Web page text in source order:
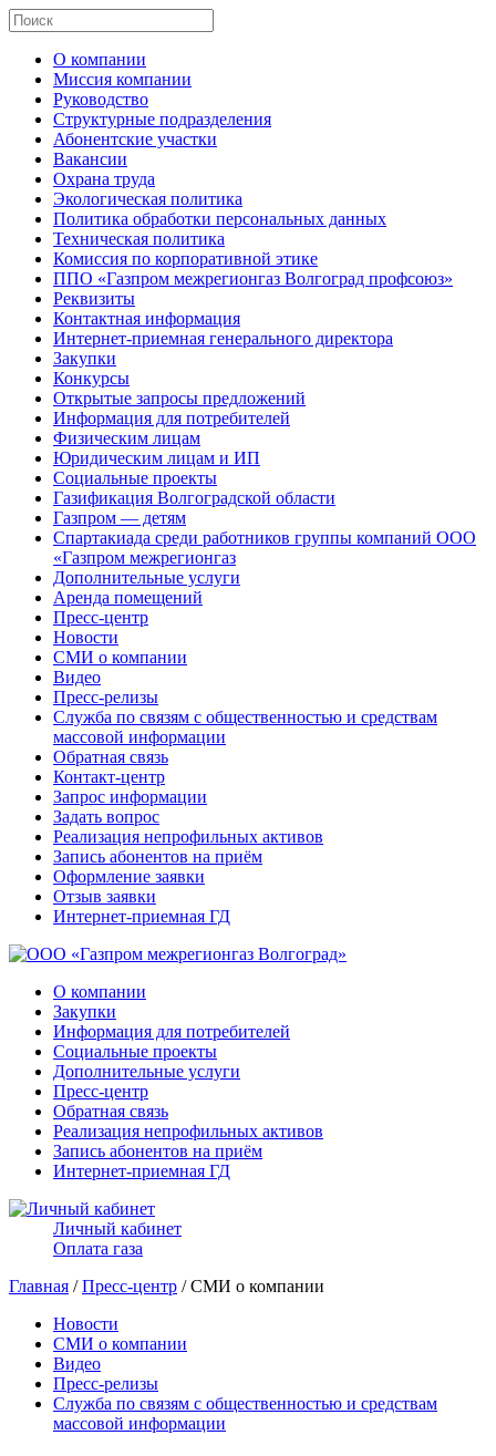
О компании
Миссия компании
Руководство
Структурные подразделения
Абонентские участки
Вакансии
Охрана труда
Экологическая политика
Политика обработки персональных данных
Техническая политика
Комиссия по корпоративной этике
ППО «Газпром межрегионгаз Волгоград профсоюз»
Реквизиты
Контактная информация
Интернет-приемная генерального директора
Закупки
Конкурсы
Открытые запросы предложений
Информация для потребителей
Физическим лицам
Юридическим лицам и ИП
Социальные проекты
Газификация Волгоградской области
Газпром — детям
Спартакиада среди работников группы компаний ООО
«Газпром межрегионгаз
Дополнительные услуги
Аренда помещений
Пресс-центр
Новости
СМИ о компании
Видео
Пресс-релизы
Служба по связям с общественностью и средствам
массовой информации
Обратная связь
Контакт-центр
Запрос информации
Задать вопрос
Реализация непрофильных активов
Запись абонентов на приём
Оформление заявки
Отзыв заявки
Интернет-приемная ГД
О компании
Закупки
Информация для потребителей
Социальные проекты
Дополнительные услуги
Пресс-центр
Обратная связь
Реализация непрофильных активов
Запись абонентов на приём
Интернет-приемная ГД
Личный кабинет
Оплата газа
Главная /Пресс-центр / СМИ о компании
Новости
СМИ о компании
Видео
Пресс-релизы
Служба по связям с общественностью и средствам
массовой информации